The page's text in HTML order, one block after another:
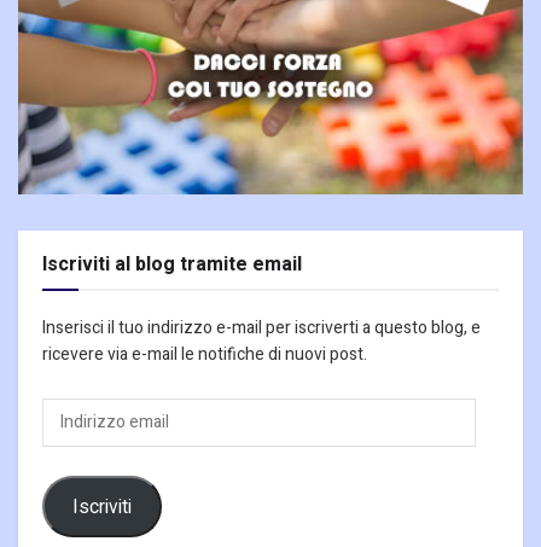
Iscriviti al blog tramite email
Inserisci il tuo indirizzo e-mail per iscriverti a questo blog, e
ricevere via e-mail le notifiche di nuovi post.
Indirizzo
email
Iscriviti